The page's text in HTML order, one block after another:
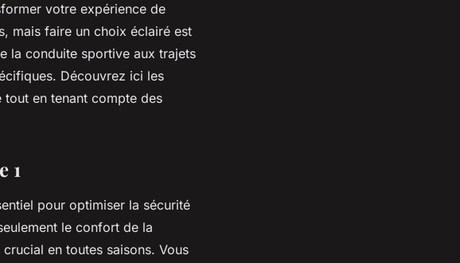
votre expérience de
mais faire un choix éclairé est
la conduite sportive aux trajets
Découvrez ici les
en tenant compte des
1
pour optimiser la sécurité
le confort de la
en toutes saisons. Vous